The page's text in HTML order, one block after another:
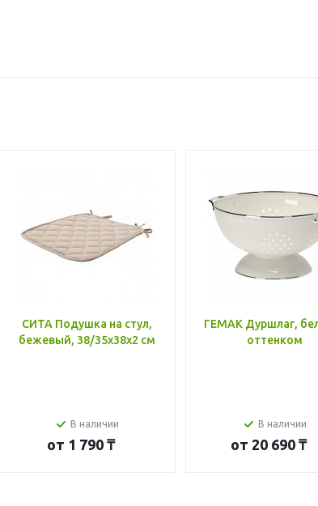
СИТА Подушка на стул,
бежевый, 38/35x38x2 см
В наличии
от 1 790 ₸
ГЕМАК Дуршлаг,
оттенком
В наличии
от 20 690 ₸